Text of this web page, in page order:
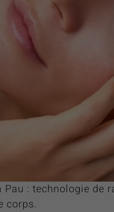
Pau : technologie
corps.